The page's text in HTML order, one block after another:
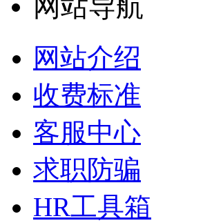
网站导航
网站介绍
收费标准
客服中心
求职防骗
HR工具箱